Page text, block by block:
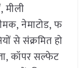
नेमाटोड, फ
से संक्रमित हो
कॉपर सल्फेट